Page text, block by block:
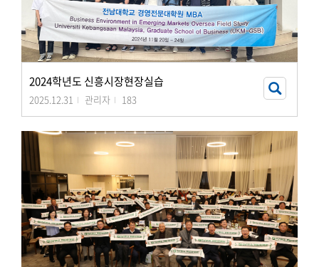
2024학년도 신흥시장현장실습
2025.12.31 관리자 183